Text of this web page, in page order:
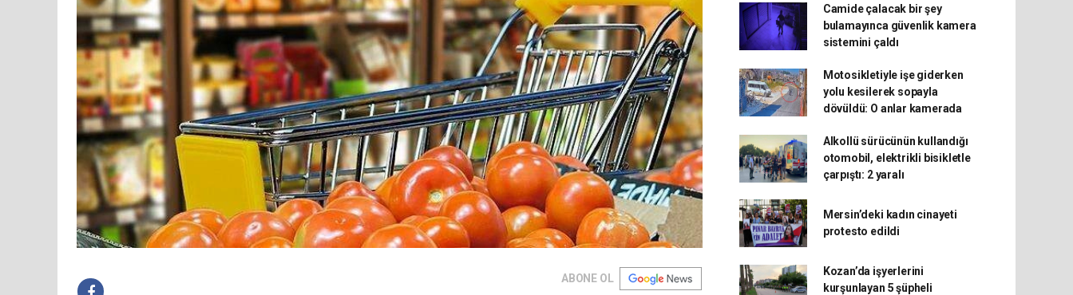
ABONE OL
Camide çalacak bir şey
bulamayınca güvenlik kamera
sistemini çaldı
Motosikletiyle işe giderken
yolu kesilerek sopayla
dövüldü: O anlar kamerada
Alkollü sürücünün kullandığı
otomobil, elektrikli bisikletle
çarpıştı: 2 yaralı
Mersin’deki kadın cinayeti
protesto edildi
Kozan’da işyerlerini
kurşunlayan 5 şüpheli